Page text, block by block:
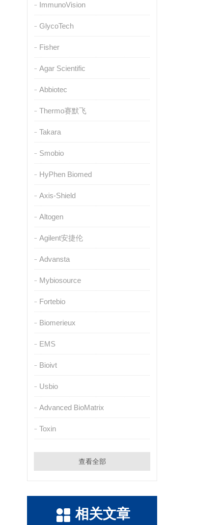
ImmunoVision
GlycoTech
Fisher
Agar Scientific
Abbiotec
Thermo赛默飞
Takara
Smobio
HyPhen Biomed
Axis-Shield
Altogen
Agilent安捷伦
Advansta
Mybiosource
Fortebio
Biomerieux
EMS
Bioivt
Usbio
Advanced BioMatrix
Toxin
查看全部
相关文章